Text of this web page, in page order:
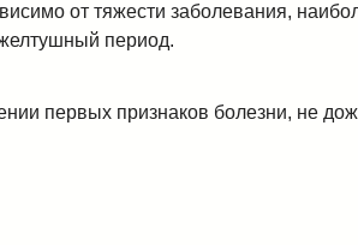
от тяжести заболевания,
период.
первых признаков болезни, не